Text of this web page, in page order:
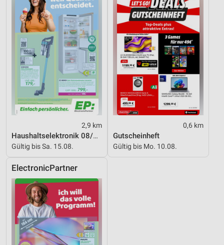
2,9 km
Haushaltselektronik 08/2026
Gültig bis Sa. 15.08.
0,6 km
Gutscheinheft
Gültig bis Mo. 10.08.
ElectronicPartner